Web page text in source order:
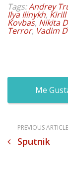
Tags:Andrey
Ilya Ilinykh, Kirill
Kovbas, Nikita
Terror,Vadim
PREVIOUS ARTICLE
Sputnik